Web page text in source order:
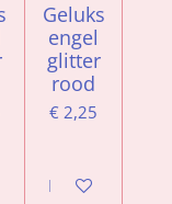
Geluks
engel
glitter
rood
€ 2,25
In winkelwagen